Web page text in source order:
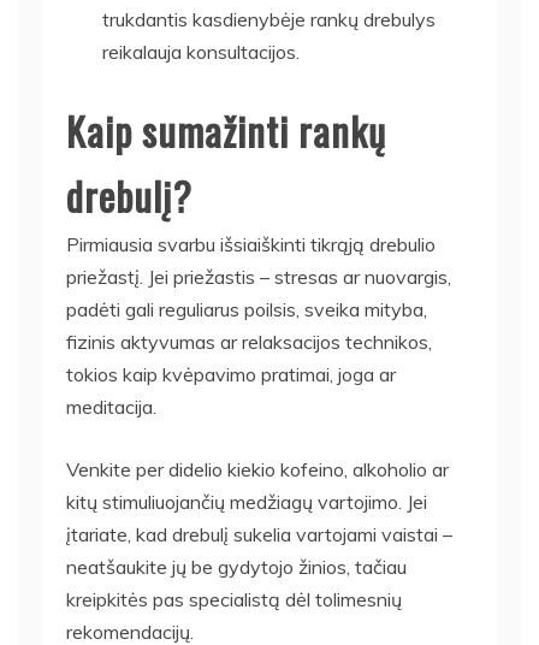
trukdantis kasdienybėje rankų drebulys
reikalauja konsultacijos.
Kaip sumažinti rankų
drebulį?
Pirmiausia svarbu išsiaiškinti tikrąją drebulio
priežastį. Jei priežastis – stresas ar nuovargis,
padėti gali reguliarus poilsis, sveika mityba,
fizinis aktyvumas ar relaksacijos technikos,
tokios kaip kvėpavimo pratimai, joga ar
meditacija.
Venkite per didelio kiekio kofeino, alkoholio ar
kitų stimuliuojančių medžiagų vartojimo. Jei
įtariate, kad drebulį sukelia vartojami vaistai –
neatšaukite jų be gydytojo žinios, tačiau
kreipkitės pas specialistą dėl tolimesnių
rekomendacijų.